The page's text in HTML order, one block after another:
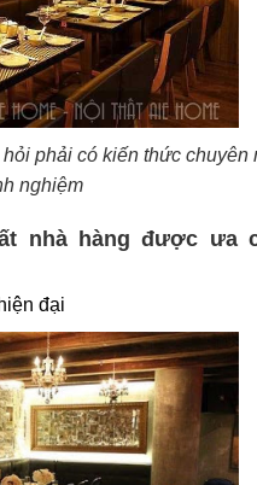
phải có kiến thức chuyên
nghiệm
nhà hàng được ưa
đại